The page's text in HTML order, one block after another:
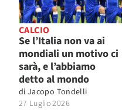
CALCIO
Se l’Italia non va ai
mondiali un motivo ci
sarà, e l’abbiamo
detto al mondo
di Jacopo Tondelli
27 Luglio 2026